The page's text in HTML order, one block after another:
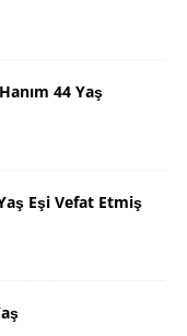
44 Yaş
Eşi Vefat Etmiş